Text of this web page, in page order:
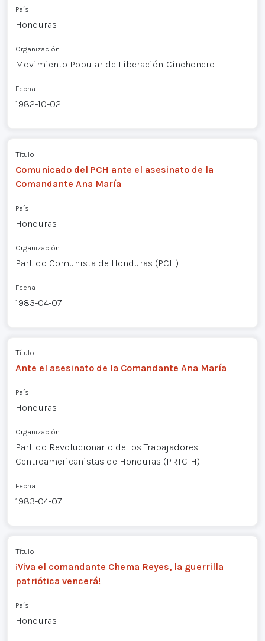
País
Honduras
Organización
Movimiento Popular de Liberación 'Cinchonero'
Fecha
1982-10-02
Título
Comunicado del PCH ante el asesinato de la
Comandante Ana María
País
Honduras
Organización
Partido Comunista de Honduras (PCH)
Fecha
1983-04-07
Título
Ante el asesinato de la Comandante Ana María
País
Honduras
Organización
Partido Revolucionario de los Trabajadores
Centroamericanistas de Honduras (PRTC-H)
Fecha
1983-04-07
Título
¡Viva el comandante Chema Reyes, la guerrilla
patriótica vencerá!
País
Honduras